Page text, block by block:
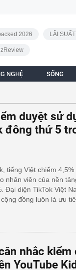
2026 LÃI
NGHỆ SỐNG
duyệt sử
đông thứ 5
tiếng Việt chiếm
nhân viên của nền
Đại diện TikTok Việt
đồng luôn là ưu
nhắc
YouTube